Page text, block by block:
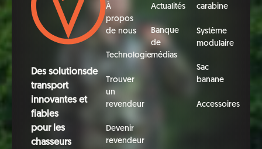
Des solutionsde
transport
innovantes et
fiables
pour les
chasseurs
À
propos
de nous
Technologie
Trouver
un
revendeur
Devenir
revendeur
Actualités
Banque
de
médias
carabine
Système
modulaire
Sac
banane
Accessoires